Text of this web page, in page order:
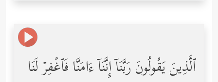
ٱلَّذِینَ یَقُولُونَ رَبَّنَاۤ إِنَّنَاۤ ءَامَنَّا فَٱغۡفِرۡ لَنَا